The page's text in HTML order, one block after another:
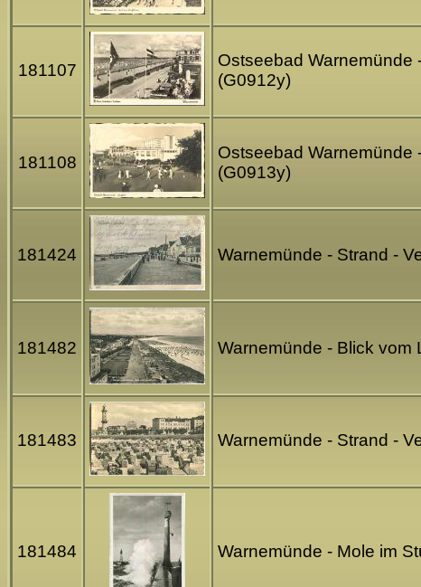
181107
Ostseebad Warnemünde
(G0912y)
181108
Ostseebad Warnemünde
(G0913y)
181424 Warnemünde - Strand -
181482 Warnemünde - Blick vom
181483 Warnemünde - Strand -
181484 Warnemünde - Mole im